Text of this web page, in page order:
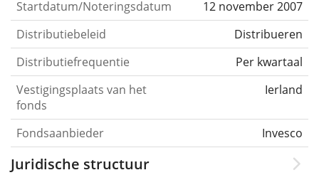
Startdatum/Noteringsdatum
12 november 2007
Distributiebeleid
Distribueren
Distributiefrequentie
Per kwartaal
Vestigingsplaats van het
fonds
Ierland
Fondsaanbieder Invesco
Juridische structuur